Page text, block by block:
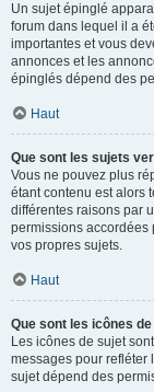
Un sujet épinglé
forum dans lequel il a
importantes et vous
annonces et les
épinglés dépend des
Haut
Que sont les sujets
Vous ne pouvez plus
étant contenu est alors
différentes raisons par
permissions accordées
vos propres sujets.
Haut
Que sont les icônes
Les icônes de sujet
messages pour refléter
sujet dépend des